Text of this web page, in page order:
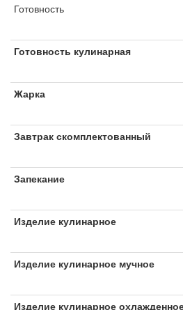
Готовность
Готовность кулинарная
Жарка
Завтрак скомплектованный
Запекание
Изделие кулинарное
Изделие кулинарное мучное
Изделие кулинарное